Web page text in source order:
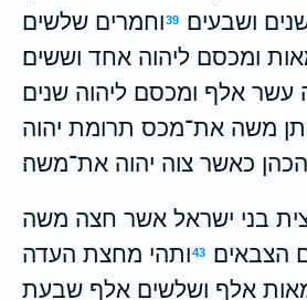
ושבעים׃
39וחמרים שלשים
ומכסם ליהוה אחד וששים׃
אלף ומכסם ליהוה שנים
משה את־מכס תרומת יהוה
כאשר צוה יהוה את־משה׃
בני ישראל אשר חצה משה
הצבאים׃
43ותהי מחצת העדה
אלף ושלשים אלף שבעת